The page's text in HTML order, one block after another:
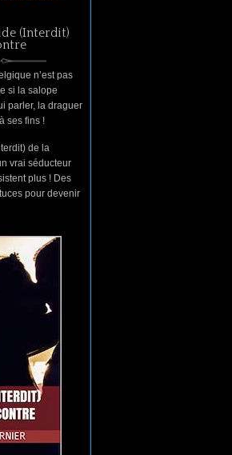
(Interdit)
n’est pas
si la salope
parler, la draguer
ses fins !
de la
vrai séducteur
plus ! Des
pour devenir